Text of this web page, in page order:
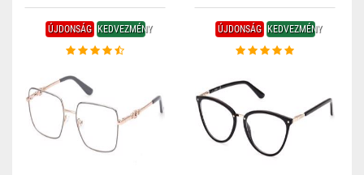
ÚJDONSÁG KEDVEZMÉNY ÚJDONSÁG KEDVEZMÉNY